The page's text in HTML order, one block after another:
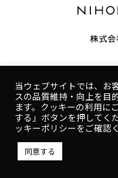
Copyright
人権ポリシー
当ウェブサイトでは、お
スの品質維持・向上を目
ます。クッキーの利用に
する」ボタンを押してく
ッキーポリシーをご確認
同意する